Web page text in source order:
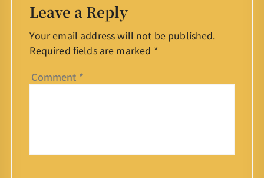
Leave a Reply
Your email address will not be published.
Required fields are marked *
Comment *